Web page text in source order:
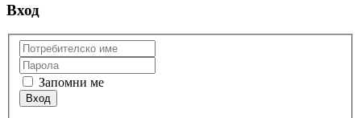
Вход
Запомни ме